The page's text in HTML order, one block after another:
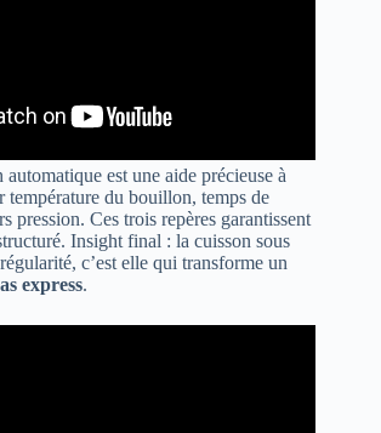
est une aide précieuse à
température du bouillon, temps de
pression. Ces trois repères garantissent
Insight final : la cuisson sous
c’est elle qui transforme un
express.